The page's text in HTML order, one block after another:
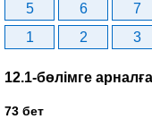
5 6 7
1
2 3
12.1-бөлімге
73 бет